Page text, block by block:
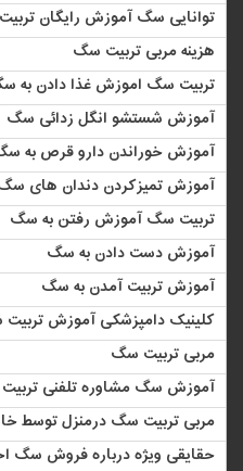
توانایی سگ آموزش رایگان
هزینه مربی تربیت سگ
تربیت سگ اموزش ‏غذا دادن به
آموزش شستشو انگل زدائی سگ
آموزش خوراندن دارو قرص به
آموزش تمیزکردن دندان های
تربیت سگ آموزش رفتن به سگ
آموزش دست دادن به سگ
آموزش تربیت آمدن به سگ
کلینیک دامپزشکی آموزش
مربی تربیت سگ
آموزش سگ مشاوره تلفنی
مربی تربیت سگ درمنزل توسط
حقایقی ویژه درباره فروش